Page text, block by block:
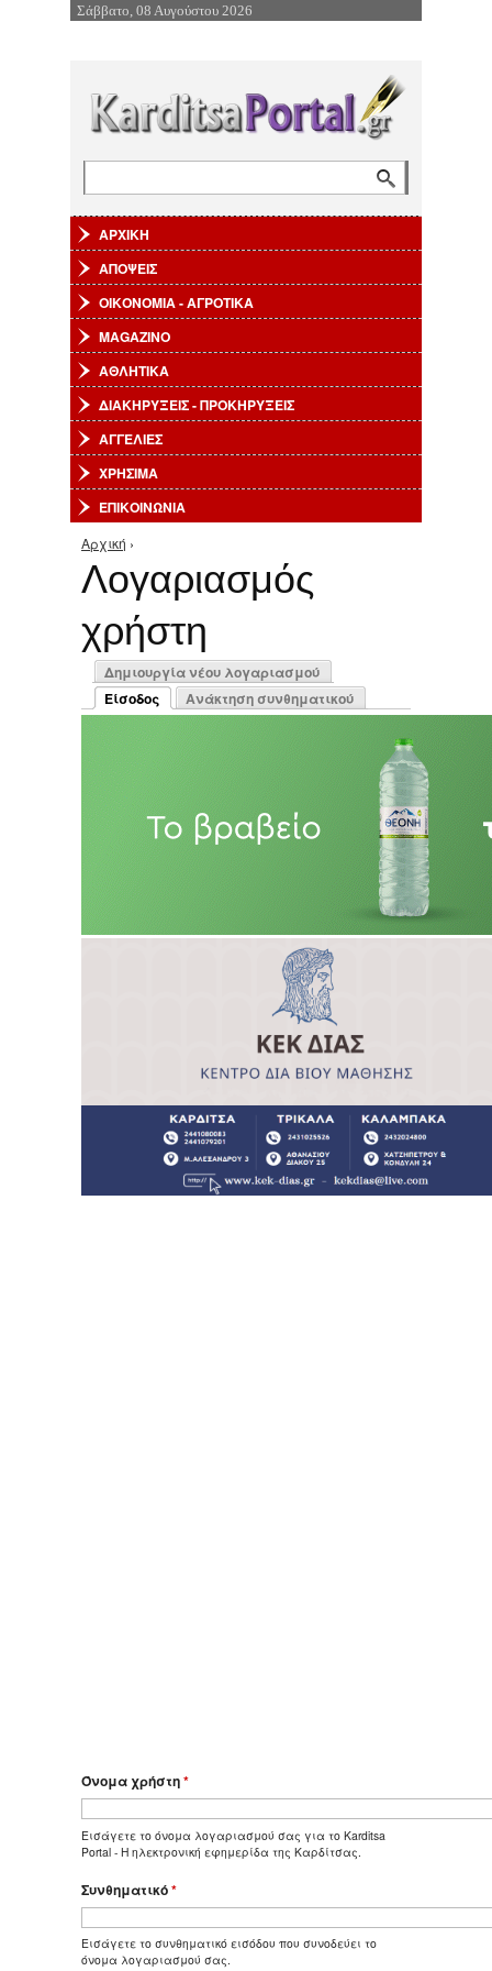
Επιστροφή στην Πλοήγηση
Σάββατο, 08 Αυγούστου 2026
ΑΡΧΙΚΗ
ΑΠΟΨΕΙΣ
ΟΙΚΟΝΟΜΙΑ - ΑΓΡΟΤΙΚΑ
MAGAZINO
ΑΘΛΗΤΙΚΑ
ΔΙΑΚΗΡΥΞΕΙΣ - ΠΡΟΚΗΡΥΞΕΙΣ
ΑΓΓΕΛΙΕΣ
ΧΡΗΣΙΜΑ
ΕΠΙΚΟΙΝΩΝΙΑ
Είστε εδώ
Αρχική ›
Λογαριασμός
χρήστη
Πρωτεύουσες καρτέλες
Δημιουργία νέου λογαριασμού
Είσοδος
(ενεργή καρτέλα)
Ανάκτηση συνθηματικού
Όνομα χρήστη*
Εισάγετε το όνομα λογαριασμού σας για το Karditsa
Portal - Η ηλεκτρονική εφημερίδα της Καρδίτσας.
Συνθηματικό*
Εισάγετε το συνθηματικό εισόδου που συνοδεύει το
όνομα λογαριασμού σας.